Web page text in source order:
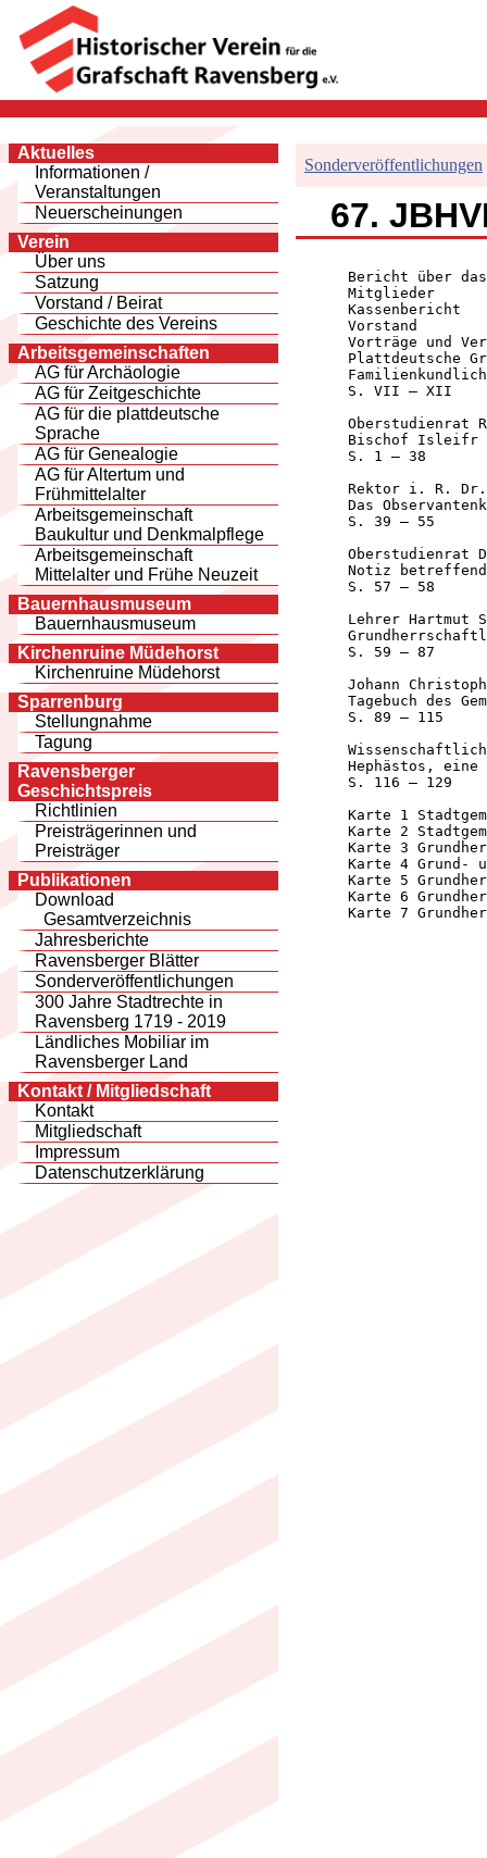
Aktuelles
Informationen /
Veranstaltungen
Neuerscheinungen
Verein
Über uns
Satzung
Vorstand / Beirat
Geschichte des Vereins
Arbeitsgemeinschaften
AG für Archäologie
AG für Zeitgeschichte
AG für die plattdeutsche
Sprache
AG für Genealogie
AG für Altertum und
Frühmittelalter
Arbeitsgemeinschaft
Baukultur und Denkmalpflege
Arbeitsgemeinschaft
Mittelalter und Frühe Neuzeit
Bauernhausmuseum
Bauernhausmuseum
Kirchenruine Müdehorst
Kirchenruine Müdehorst
Sparrenburg
Stellungnahme
Tagung
Ravensberger
Geschichtspreis
Richtlinien
Preisträgerinnen und
Preisträger
Publikationen
Download
Gesamtverzeichnis
Jahresberichte
Ravensberger Blätter
Sonderveröffentlichungen
300 Jahre Stadtrechte in
Ravensberg 1719 - 2019
Ländliches Mobiliar im
Ravensberger Land
Kontakt / Mitgliedschaft
Kontakt
Mitgliedschaft
Impressum
Datenschutzerklärung
Sonderveröffentlichungen
67.
Bericht über
      Mitglieder
      Kassenbericht
      Vorstand
Vorträge und
Plattdeutsche
      S. VII – XII
Oberstudienrat
Bischof Isleifr
      S. 1 – 38
Rektor i. R.
Das
      S. 39 – 55
Oberstudienrat
Notiz
      S. 57 – 58
Lehrer Hartmut
      S. 59 – 87
Johann
Tagebuch des
      S. 89 – 115
Hephästos, eine
      S. 116 – 129
Karte 1
Karte 2
Karte 3
Karte 4 Grund-
Karte 5
Karte 6
Karte 7